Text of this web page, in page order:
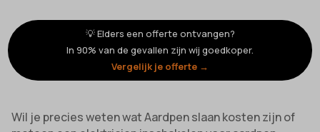
💡 Elders een offerte ontvangen?
In 90% van de gevallen zijn wij goedkoper.
Vergelijk je offerte →
Wil je precies weten wat Aardpen slaan kosten zijn of